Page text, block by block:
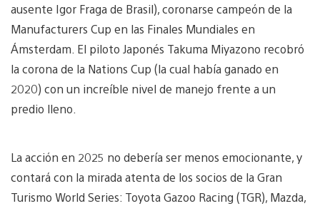
ausente Igor Fraga de Brasil), coronarse campeón de la
Manufacturers Cup en las Finales Mundiales en
Ámsterdam. El piloto Japonés Takuma Miyazono recobró
la corona de la Nations Cup (la cual había ganado en
2020) con un increíble nivel de manejo frente a un
predio lleno.
La acción en 2025 no debería ser menos emocionante, y
contará con la mirada atenta de los socios de la Gran
Turismo World Series: Toyota Gazoo Racing (TGR), Mazda,